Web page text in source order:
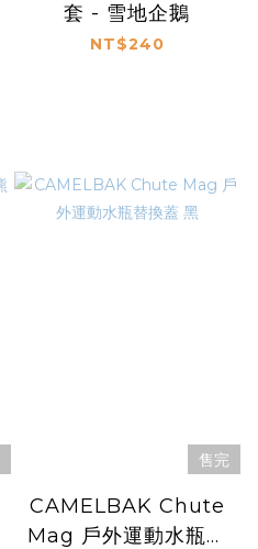
套 - 雪地企鵝
NT$240
售完
CAMELBAK Chute
Mag 戶外運動水瓶替